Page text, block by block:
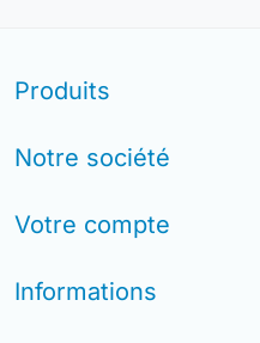
Produits
Notre société
Votre compte
Informations